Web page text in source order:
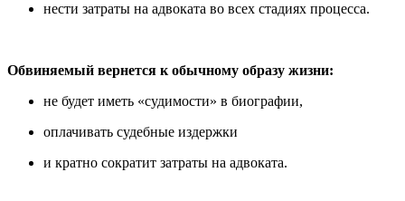
нести затраты на адвоката во всех стадиях процесса.
Обвиняемый вернется к обычному образу жизни:
не будет иметь «судимости» в биографии,
оплачивать судебные издержки
и кратно сократит затраты на адвоката.